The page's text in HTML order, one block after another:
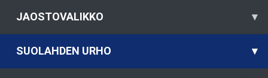
JAOSTOVALIKKO ▾
SUOLAHDEN URHO ▾